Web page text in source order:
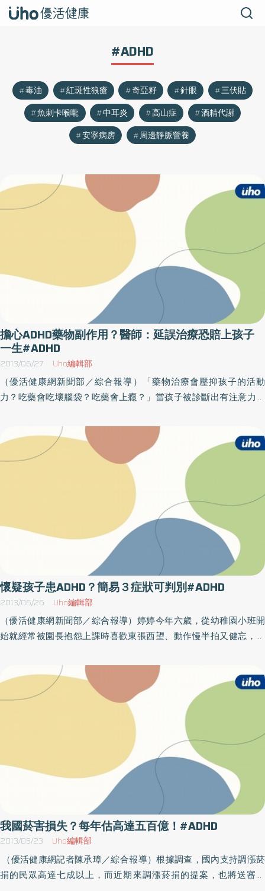
#ADHD
毒油 紅斑性狼瘡 奇亞籽 針眼
三伏貼
魚刺卡喉嚨
中耳炎 高山症
酒精代謝
安寧病房
周邊靜脈營養
擔心ADHD藥物副作用？醫師：延誤治療恐賠上孩子
一生#ADHD
2013/06/27 Uho編輯部
（優活健康網新聞部／綜合報導）「藥物治療會壓抑孩子的活動
力？吃藥會吃壞腦袋？吃藥會上癮？」當孩子被診斷出有注意力不
醫院精神科潘嘉和醫師表示，ADHD藥物已有超過50年以上的臨床
經驗，加上兒童用藥臨床實驗又比成人更嚴謹，若孩子用藥出現不
適狀況，只要立即與醫師討論都能避免孩子用藥出現副作用；但若
家長因網路文章或聽信非專業人員的建議，延誤孩子黃金治療期，
嚴重恐會賠上孩子的一生。ADHD主要為腦中神經傳導物質多巴胺不
平衡導致潘嘉和醫師說明，目前已有大量研究證實ADHD是屬於生理
方面的疾病，主要是因腦中的神經傳導物質多巴胺不平衡而導致。
此外，根據臨床上統計顯示，注意力不足過動症多發生在孩子7～8
歲時，因幼稚園教育方式較為輕鬆，但進入國小階段時，孩子若有
注意力不足、過動或是衝動的症狀，都很容易被學校老師發現，進
而通知家長。學齡後的治療方式應以藥物及行為治療並重「是不是
所有的注意力不足過動症孩子都需要藥物治療？」潘醫師解釋，由
於學齡前孩子腦部發育發展注意力的功能尚未完全，一般以行為治
療為主，但若孩子的症狀已經影響到自己或他人的安全，則仍需考
慮藥物治療；學齡後的治療方式需藥物及行為治療並重，以免影響
上常見許多家長都會對於ADHD藥物有所疑慮，認為會傷害孩子的腦
部發育，甚至是生理健康狀態，擔心影響生長發育。對此潘嘉和醫
師說明，所有藥物都會有副作用，而ADHD藥物常見的副作用如：胃
口不佳、無法午睡等，但其實只要調整孩子用藥習慣，並及時與醫
師討論劑量或換藥等方式，都能避免副作用的影響。延誤孩子黃金
治療期 嚴重恐會賠上孩子的一生事實上，ADHD藥物已有超過50
年以上的臨床經驗，加上兒童用藥又比一般成人更嚴謹、縝密，家
長不需過於擔心。提醒家長，若發現孩子出現過動或衝動等症狀
時，應盡早尋求專業醫師治療，若因聽信網路謠言或非專業人員的
建議而延誤孩子黃金治療期，嚴重恐會賠上孩子的一生，家長萬萬
不能輕忽。
懷疑孩子患ADHD？簡易３症狀可判別#ADHD
2013/06/26 Uho編輯部
（優活健康網新聞部／綜合報導）婷婷今年六歲，從幼稚園小班開
始就經常被園長抱怨上課時喜歡東張西望、動作慢半拍又健忘，老
話且老是打斷老師的話，坐在位置上不到五分鐘就像隻蟲一樣扭來
扭去，讓家長及老師很煩惱。行天宮醫療志業醫療財團法人恩主公
醫院兒童心智科蔡芳茹醫師表示，孩子出現注意力不足、衝動或過
動的現象時，小心可能罹患「注意力缺陷過動症」，建議家長應該
在症狀仍單純時介入治療，把握治療的黃金期，才能避免衝擊影響
一生。注意力不足、過動和衝動 持續六個月以上診斷為注意力缺
陷過動症注意力缺陷過動症（Attention deficit hyperactivity
disorder，ADHD）是一種發展性的異常，主要症狀是注意力不足、
過動和衝動，注意力不足像是經常受外界刺激影響而分心、常遺忘
事物、難以維持注意力；過動症狀如愛講話、常處於活躍狀態、上
課時常離開座位；至於衝動像是常在問題未說完就搶答、輪流等待
時有困難、老是打斷他人的談話或遊戲等。此外，若以上症狀在七
歲前就出現且持續六個月或更長，並在家庭或學校等兩個以上場所
造成影響，同時排除廣泛性發展疾患，則診斷為注意力缺陷過動
症。沒有接受適當治療 2／3的ADHD症狀會持續到成年對於
我國菸害損失？每年估高達五百億！#ADHD
2013/05/23 Uho編輯部
（優活健康網記者陳承璋／綜合報導）根據調查，國內支持調漲菸
捐的民眾高達七成以上，而近期來調漲菸捐的提案，也將送審立